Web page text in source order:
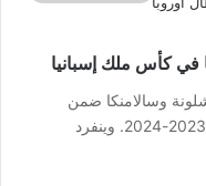
في كأس ملك إسبانيا
وسالامنكا ضمن
فعاليات بطولة كأس الملك الإسباني موسم 2023-2024. وينفرد